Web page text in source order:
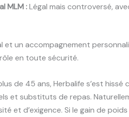
MLM :Légal mais controversé,
et un accompagnement
en toute sécurité.
de 45 ans, Herbalife s’est hissé
et substituts de repas.
et d’exigence. Si le gain de